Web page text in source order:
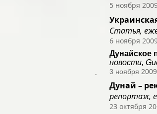
.
5 ноября
Статья,
6 ноября
Дунайское
новости,
3 ноября 2009
Дунай –
репортаж,
23 октября